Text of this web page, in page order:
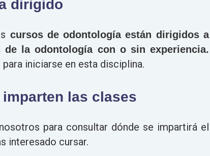
dirigido
cursos de odontologíaestán dirigidos a
de la odontología con o sin experiencia.
iniciarse en esta disciplina.
imparten las clases
para consultar dónde se impartirá el
interesado cursar.